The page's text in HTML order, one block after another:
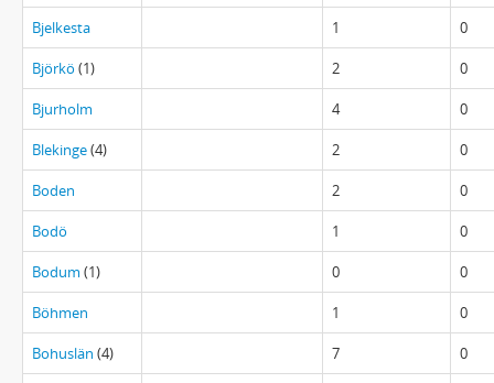
Bjelkesta 1 0
Björkö (1) 2 0
Bjurholm 4 0
Blekinge(4) 2 0
Boden 2 0
Bodö 1 0
Bodum (1) 0 0
Böhmen 1 0
Bohuslän (4) 7 0